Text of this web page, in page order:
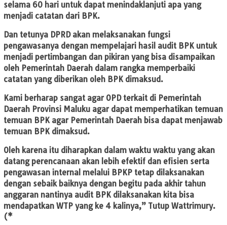
selama 60 hari untuk dapat menindaklanjuti apa yang
menjadi catatan dari BPK.
Dan tetunya DPRD akan melaksanakan fungsi
pengawasanya dengan mempelajari hasil audit BPK untuk
menjadi pertimbangan dan pikiran yang bisa disampaikan
oleh Pemerintah Daerah dalam rangka memperbaiki
catatan yang diberikan oleh BPK dimaksud.
Kami berharap sangat agar OPD terkait di Pemerintah
Daerah Provinsi Maluku agar dapat memperhatikan temuan
temuan BPK agar Pemerintah Daerah bisa dapat menjawab
temuan BPK dimaksud.
Oleh karena itu diharapkan dalam waktu waktu yang akan
datang perencanaan akan lebih efektif dan efisien serta
pengawasan internal melalui BPKP tetap dilaksanakan
dengan sebaik baiknya dengan begitu pada akhir tahun
anggaran nantinya audit BPK dilaksanakan kita bisa
mendapatkan WTP yang ke 4 kalinya,” Tutup Wattrimury.
(*